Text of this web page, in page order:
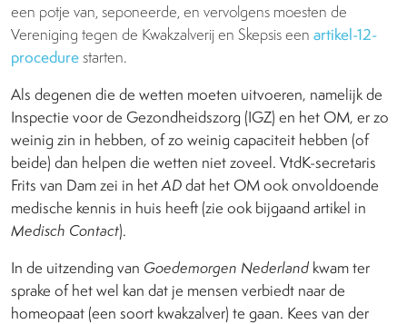
een potje van, seponeerde, en vervolgens moesten de
Vereniging tegen de Kwakzalverij en Skepsis een artikel-12-
procedurestarten.
Als degenen die de wetten moeten uitvoeren, namelijk de
Inspectie voor de Gezondheidszorg (IGZ) en het OM, er zo
weinig zin in hebben, of zo weinig capaciteit hebben (of
beide) dan helpen die wetten niet zoveel. VtdK-secretaris
Frits van Dam zei in hetADdat het OM ook onvoldoende
medische kennis in huis heeft (zie ook bijgaand artikel in
Medisch Contact).
In de uitzending van Goedemorgen Nederland kwam ter
sprake of het wel kan dat je mensen verbiedt naar de
homeopaat (een soort kwakzalver) te gaan. Kees van der